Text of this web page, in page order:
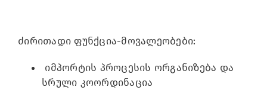
ძირითადი ფუნქცია-მოვალეობები:
იმპორტის პროცესის ორგანიზება და
სრული კოორდინაცია